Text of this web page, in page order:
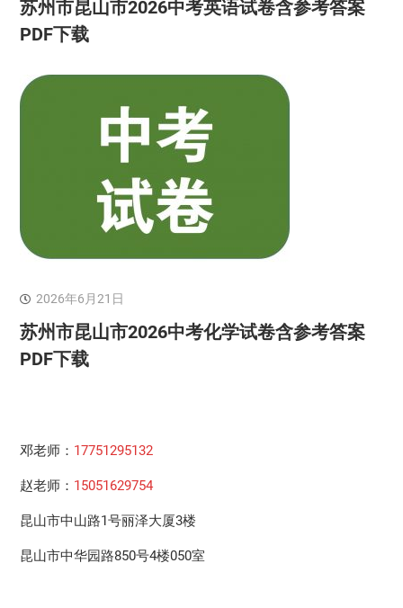
苏州市昆山市2026中考英语试卷含参考答案
PDF下载
2026年6月21日
苏州市昆山市2026中考化学试卷含参考答案
PDF下载
邓老师： 17751295132
赵老师： 15051629754
昆山市中山路1号丽泽大厦3楼
昆山市中华园路850号4楼050室